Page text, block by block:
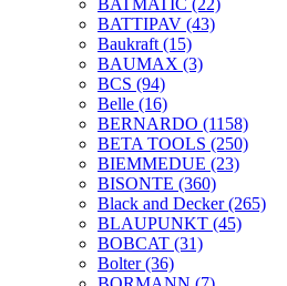
BATMATIC (22)
BATTIPAV (43)
Baukraft (15)
BAUMAX (3)
BCS (94)
Belle (16)
BERNARDO (1158)
BETA TOOLS (250)
BIEMMEDUE (23)
BISONTE (360)
Black and Decker(265)
BLAUPUNKT (45)
BOBCAT (31)
Bolter(36)